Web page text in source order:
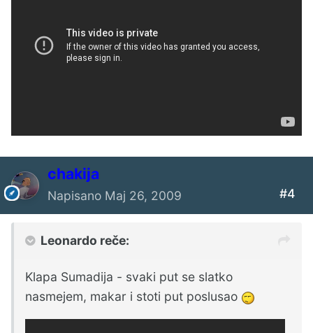
chakija
Napisano Maj 26, 2009 #4
Leonardo reče:
Klapa Sumadija - svaki put se slatko
nasmejem, makar i stoti put poslusao